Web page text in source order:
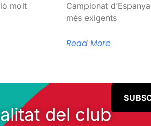
molt
Campionat
més exigents
Read More
del club